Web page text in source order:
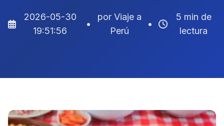
2026-05-30
19:51:56
•
por Viaje a
Perú
•
5 min de
lectura